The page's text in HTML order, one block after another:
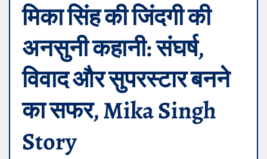
मिका सिंह की जिंदगी की
अनसुनी कहानी: संघर्ष,
विवाद और सुपरस्टार बनने
का सफर, Mika Singh
Story